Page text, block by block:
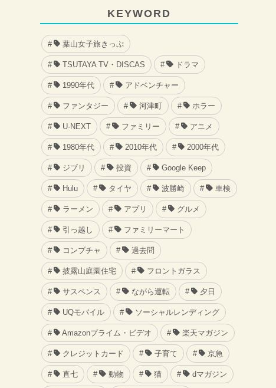
KEYWORD
葉山女子旅きっぷ
TSUTAYA TV・DISCAS ドラマ
1990年代 アドベンチャー
ファンタジー 河津町 ホラー
U-NEXT ファミリー アニメ
1980年代 2010年代 2000年代
ジブリ 投資 Google Keep
Hulu タイヤ 波勝崎 車検
ラーメン アプリ グルメ
引っ越し ファミリーマート
コンブチャ 過去問
披露山庭園住宅 フロントガラス
サスペンス ながら運転 夕日
UQモバイル ソーシャルレンディング
Amazonプライム・ビデオ 楽天マガジン
クレジットカード 子育て 京急
直七 動物 猫 dマガジン